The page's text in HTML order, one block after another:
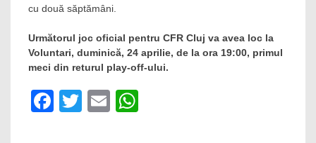
cu două săptămâni.
Următorul joc oficial pentru CFR Cluj va avea loc la
Voluntari, duminică, 24 aprilie, de la ora 19:00, primul
meci din returul play-off-ului.
Facebook
Twitter
Email